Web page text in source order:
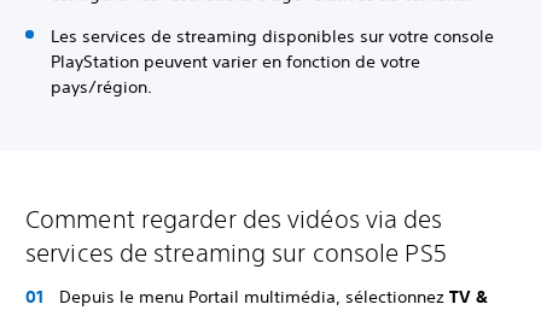
Les services de streaming disponibles sur votre console
PlayStation peuvent varier en fonction de votre
pays/région.
Comment regarder des vidéos via des
services de streaming sur console PS5
Depuis le menu Portail multimédia, sélectionnez TV &